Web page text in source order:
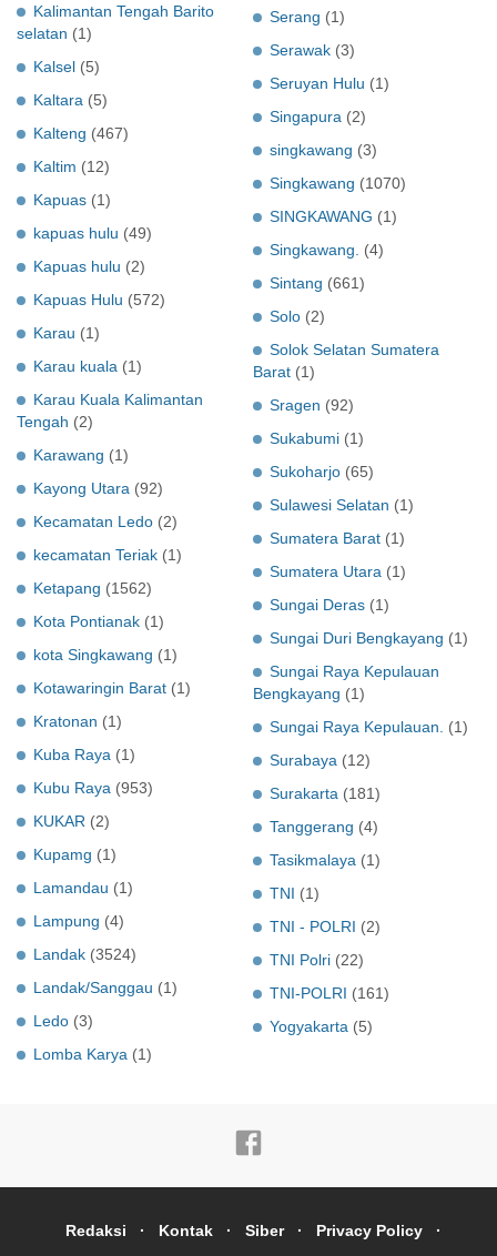
Kalimantan Tengah Barito
selatan (1)
Kalsel (5)
Kaltara (5)
Kalteng (467)
Kaltim (12)
Kapuas (1)
kapuas hulu (49)
Kapuas hulu (2)
Kapuas Hulu (572)
Karau (1)
Karau kuala (1)
Karau Kuala Kalimantan
Tengah (2)
Karawang (1)
Kayong Utara (92)
Kecamatan Ledo (2)
kecamatan Teriak (1)
Ketapang (1562)
Kota Pontianak (1)
kota Singkawang (1)
Kotawaringin Barat (1)
Kratonan (1)
Kuba Raya (1)
Kubu Raya (953)
KUKAR (2)
Kupamg (1)
Lamandau (1)
Lampung (4)
Landak (3524)
Landak/Sanggau (1)
Ledo (3)
Lomba Karya (1)
Serang (1)
Serawak (3)
Seruyan Hulu (1)
Singapura (2)
singkawang (3)
Singkawang (1070)
SINGKAWANG (1)
Singkawang.
(4)
Sintang (661)
Solo (2)
Solok Selatan Sumatera
Barat (1)
Sragen (92)
Sukabumi (1)
Sukoharjo (65)
Sulawesi Selatan (1)
Sumatera Barat (1)
Sumatera Utara (1)
Sungai Deras (1)
Sungai Duri Bengkayang (1)
Sungai Raya Kepulauan
Bengkayang (1)
Sungai Raya Kepulauan.
(1)
Surabaya (12)
Surakarta (181)
Tanggerang (4)
Tasikmalaya (1)
TNI (1)
TNI - POLRI (2)
TNI Polri (22)
TNI-POLRI (161)
Yogyakarta (5)
Redaksi Kontak Siber
Privacy Policy